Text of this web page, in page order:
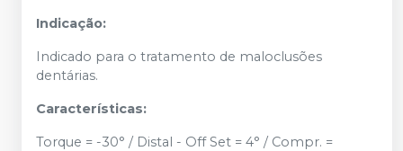
Indicação:
Indicado para o tratamento de maloclusões
dentárias.
Características:
Torque = -30° / Distal - Off Set = 4° / Compr. =